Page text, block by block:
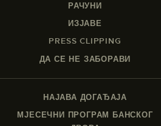
РАЧУНИ
ИЗЈАВЕ
PRESS CLIPPING
ДА СЕ НЕ ЗАБОРАВИ
НАЈАВА ДОГАЂАЈА
МЈЕСЕЧНИ ПРОГРАМ БАНСКОГ